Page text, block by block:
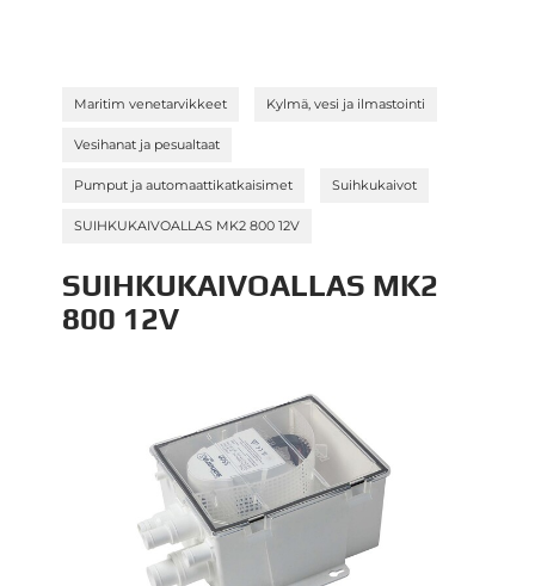
Maritim venetarvikkeet Kylmä, vesi ja ilmastointi
Vesihanat ja pesualtaat
Pumput ja automaattikatkaisimet Suihkukaivot
SUIHKUKAIVOALLAS MK2 800 12V
SUIHKUKAIVOALLAS MK2
800 12V